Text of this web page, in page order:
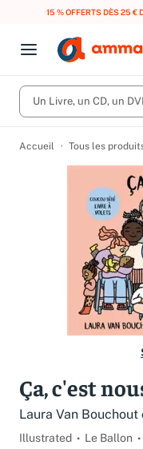
15 % OFFERTS DÈS 25 €
Open menu
Fermer le
CD d'occasion
DVD d'occasion
Vinyles d'occasion
Meilleures ventes
Nos engagements
Vous n'avez pas
Activez les
Un Livre, un CD, un
Accueil Tous les
Ça, c'est
Laura Van Bouchout
Illustrated Le Ballon